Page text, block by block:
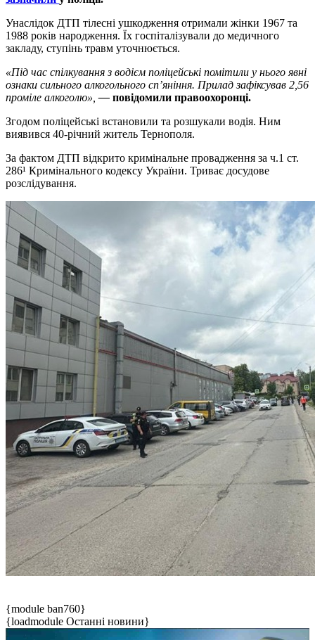
Унаслідок ДТП тілесні ушкодження отримали жінки 1967 та
1988 років народження. Їх госпіталізували до медичного
закладу, ступінь травм уточнюється.
«Під час спілкування з водієм поліцейські помітили у нього явні
ознаки сильного алкогольного сп’яніння. Прилад зафіксував 2,56
проміле алкоголю»,— повідомили правоохоронці.
Згодом поліцейські встановили та розшукали водія. Ним
виявився 40-річний житель Тернополя.
За фактом ДТП відкрито кримінальне провадження за ч.1 ст.
286¹ Кримінального кодексу України. Триває досудове
розслідування.
{module ban760}
{loadmodule Останні новини}